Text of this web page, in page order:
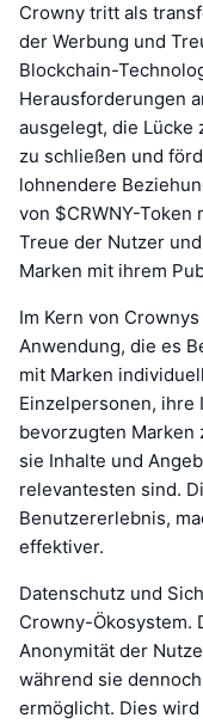
Crowny tritt als
der Werbung und
Blockchain-
Herausforderungen
ausgelegt, die Lücke
zu schließen und
lohnendere
von $CRWNY-
Treue der Nutzer
Marken mit ihrem
Im Kern von
Anwendung, die es
mit Marken
Einzelpersonen, ihre
bevorzugten Marken
sie Inhalte und
relevantesten sind.
Benutzererlebnis,
effektiver.
Datenschutz und
Crowny-Ökosystem.
Anonymität der
während sie
ermöglicht. Dies